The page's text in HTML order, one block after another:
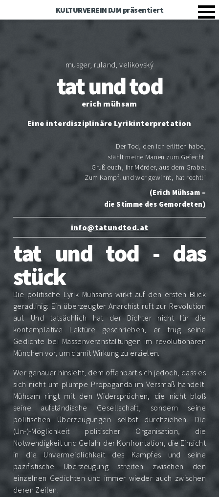
KULTURVEREIN DJM präsentiert
musger, ruland, velikovský
tat und tod
erich mühsam
Eine interdisziplinäre Lyrikinterpretation
Der Tod, den ich erlitten habe,
stählt meine Manen zum Gefecht.
Gruß euch, ihr Mörder, aus dem Grabe!
Zum Kampf! und wer gewinnt, hat recht!"
(Erich Mühsam –
die Stimme des Gemordeten)
t
a
.
d
o
t
d
n
u
t
a
t
@
o
f
n
i
tat und tod - das
stück
Die politische Lyrik Mühsams wirkt auf den ersten Blick
geradlinig: Ein überzeugter Anarchist ruft zur Revolution
auf. Und tatsächlich hat der Dichter nicht für die
kontemplative Lektüre geschrieben, er trug seine
Gedichte bei Massenveranstaltungen im revolutionären
München vor, um damit Wirkung zu erzielen.
Wer genauer hinsieht, dem offenbart sich jedoch, dass es
sich nicht um plumpe Propaganda im Versmaß handelt.
Mühsam ringt mit den Widersprüchen, die nicht bloß
seine aufständische Gesellschaft, sondern seine
politischen Überzeugungen selbst durchziehen. Die
(Un-)-Möglichkeit politischer Organisation, die
Notwendigkeit und Gefahr der Konfrontation, die Einsicht
in die Unvermeidlichkeit des Kampfes und seine
pazifistische Überzeugung streiten zwischen den
einzelnen Gedichten und immer wieder auch zwischen
deren Zeilen.